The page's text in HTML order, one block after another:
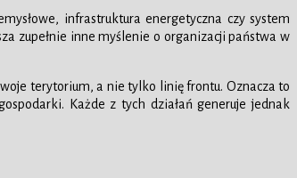
infrastruktura energetyczna czy system
zupełnie inne myślenie o organizacji państwa w
terytorium, a nie tylko linię frontu. Oznacza to
Każde z tych działań generuje jednak